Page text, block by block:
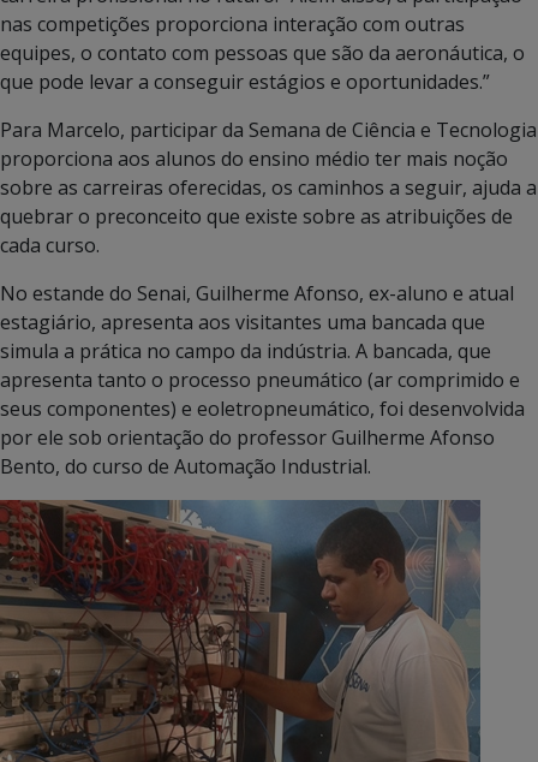
nas competições proporciona interação com outras
equipes, o contato com pessoas que são da aeronáutica, o
que pode levar a conseguir estágios e oportunidades.”
Para Marcelo, participar da Semana de Ciência e Tecnologia
proporciona aos alunos do ensino médio ter mais noção
sobre as carreiras oferecidas, os caminhos a seguir, ajuda a
quebrar o preconceito que existe sobre as atribuições de
cada curso.
No estande do Senai, Guilherme Afonso, ex-aluno e atual
estagiário, apresenta aos visitantes uma bancada que
simula a prática no campo da indústria. A bancada, que
apresenta tanto o processo pneumático (ar comprimido e
seus componentes) e eoletropneumático, foi desenvolvida
por ele sob orientação do professor Guilherme Afonso
Bento, do curso de Automação Industrial.